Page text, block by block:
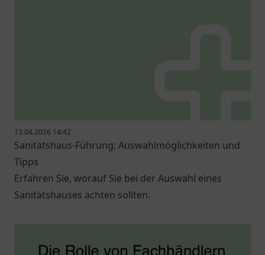
13.04.2026 14:42
Sanitätshaus-Führung: Auswahlmöglichkeiten und
Tipps
Erfahren Sie, worauf Sie bei der Auswahl eines
Sanitätshauses achten sollten.